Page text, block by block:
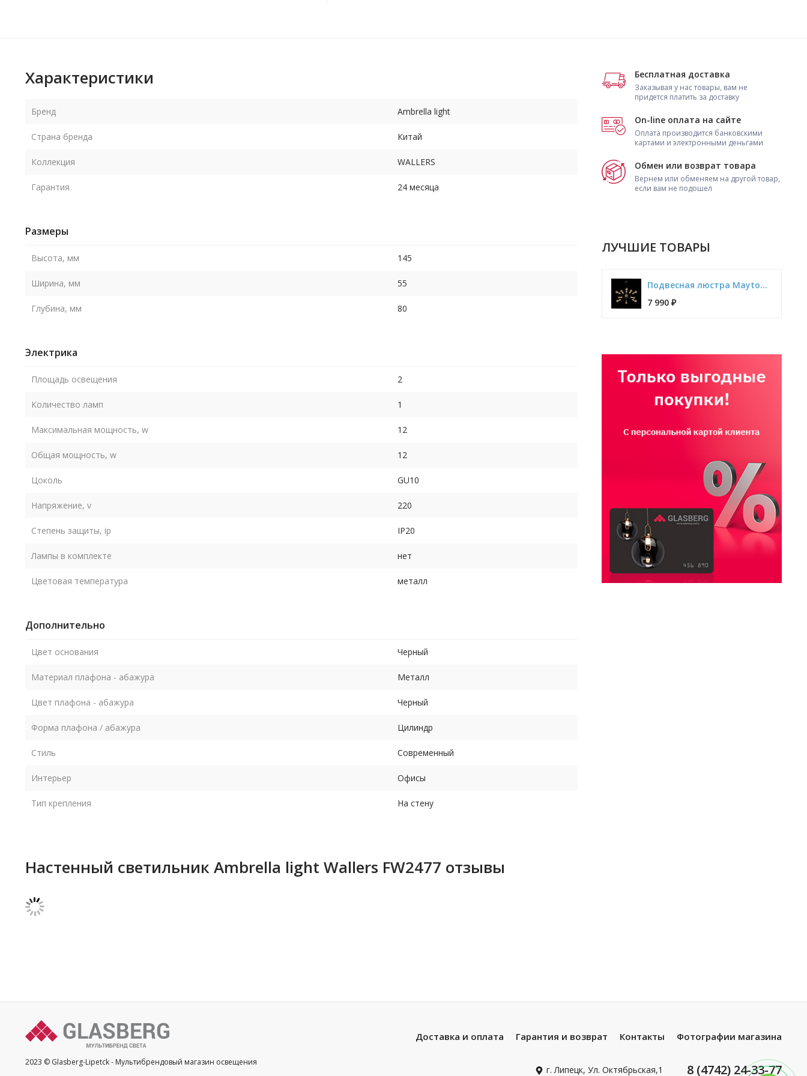
Бесплатная доставка
Заказывая у нас товары, вам не
придется платить за доставку
On-line оплата на сайте
Оплата производится банковскими
картами и электронными деньгами
Обмен или возврат товара
Вернем или обменяем на другой товар,
если вам не подошел
ЛУЧШИЕ ТОВАРЫ
Подвесная люстра Maytoni Jackson T546PL-12B
7 990 ₽
Характеристики
Бренд Ambrella light
Страна бренда Китай
Коллекция WALLERS
Гарантия 24 месяца
Размеры
Высота, мм 145
Ширина, мм 55
Глубина, мм 80
Электрика
Площадь освещения 2
Количество ламп 1
Максимальная мощность, w 12
Общая мощность, w 12
Цоколь GU10
Напряжение, v 220
Степень защиты, ip IP20
Лампы в комплекте нет
Цветовая температура металл
Дополнительно
Цвет основания Черный
Материал плафона - абажура Металл
Цвет плафона - абажура Черный
Форма плафона / абажура Цилиндр
Стиль Современный
Интерьер Офисы
Тип крепления На стену
Настенный светильник Ambrella light Wallers FW2477 отзывы
2023 © Glasberg-Lipetck - Мультибрендовый магазин освещения
Доставка и оплата Гарантия и возврат Контакты Фотографии магазина
г. Липецк, Ул. Октябрьская,1 8 (4742) 24-33-77